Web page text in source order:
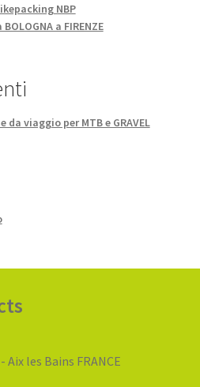
NBP
a FIRENZE
da viaggio per MTB e GRAVEL
Aix les Bains FRANCE